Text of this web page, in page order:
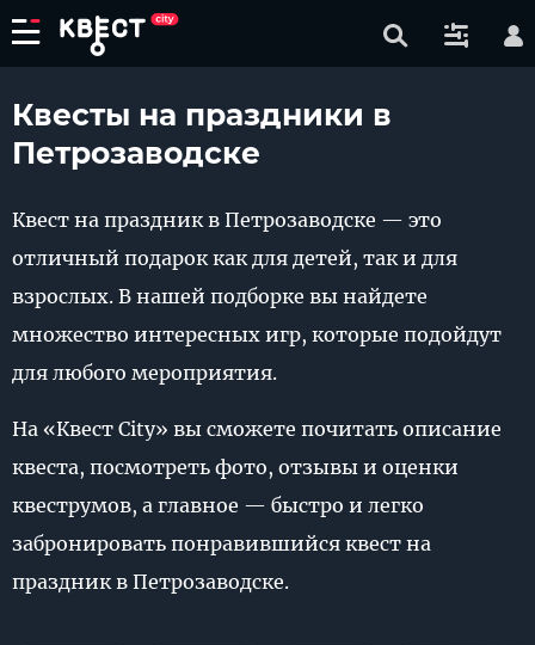
Квесты на праздники в
Петрозаводске
Квест на праздник в Петрозаводске — это
отличный подарок как для детей, так и для
взрослых. В нашей подборке вы найдете
множество интересных игр, которые подойдут
для любого мероприятия.
На «Квест City» вы сможете почитать описание
квеста, посмотреть фото, отзывы и оценки
квеструмов, а главное — быстро и легко
забронировать понравившийся квест на
праздник в Петрозаводске.